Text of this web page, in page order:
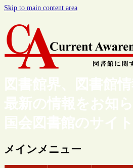
Skip to main content area
図書館界、図書館
最新の情報をお知
国会図書館のサイト
メインメニュー